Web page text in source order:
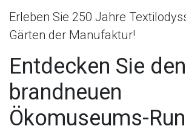
Erleben Sie 250 Jahre
Gärten der Manufaktur!
Entdecken Sie den
brandneuen
Ökomuseums-